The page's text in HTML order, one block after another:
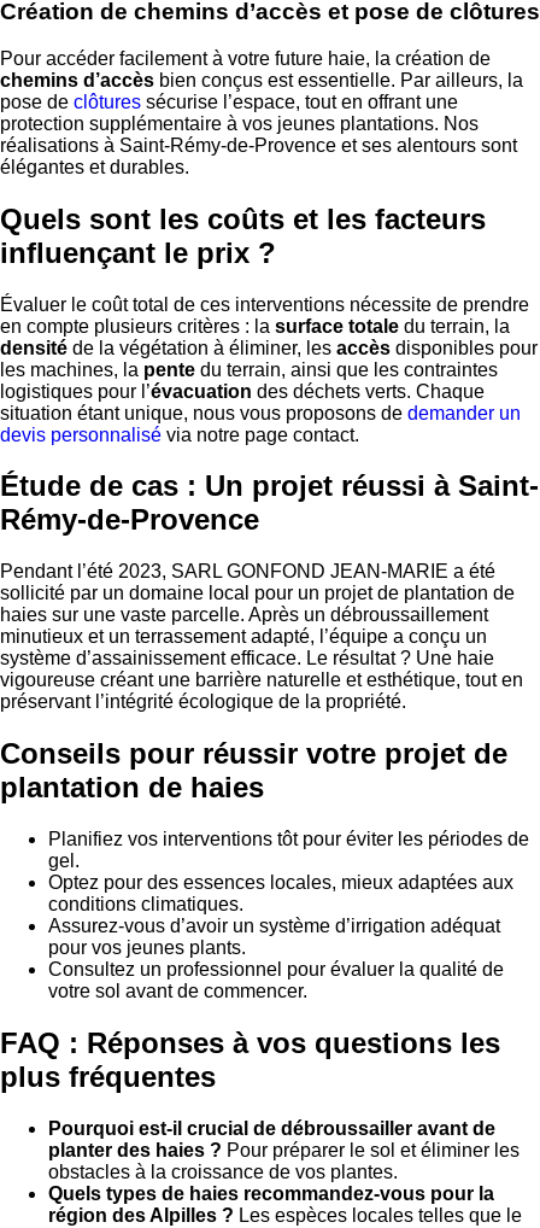
Création de chemins d’accès et pose de clôtures
Pour accéder facilement à votre future haie, la création de
chemins d’accès bien conçus est essentielle. Par ailleurs, la
pose de clôtures sécurise l’espace, tout en offrant une
protection supplémentaire à vos jeunes plantations. Nos
réalisations à Saint-Rémy-de-Provence et ses alentours sont
élégantes et durables.
Quels sont les coûts et les facteurs
influençant le prix ?
Évaluer le coût total de ces interventions nécessite de prendre
en compte plusieurs critères : la surface totale du terrain, la
densité de la végétation à éliminer, les accès disponibles pour
les machines, la pente du terrain, ainsi que les contraintes
logistiques pour l’évacuation des déchets verts. Chaque
situation étant unique, nous vous proposons de demander un
devis personnalisé via notre page contact.
Étude de cas : Un projet réussi à Saint-
Rémy-de-Provence
Pendant l’été 2023, SARL GONFOND JEAN-MARIE a été
sollicité par un domaine local pour un projet de plantation de
haies sur une vaste parcelle. Après un débroussaillement
minutieux et un terrassement adapté, l’équipe a conçu un
système d’assainissement efficace. Le résultat ? Une haie
vigoureuse créant une barrière naturelle et esthétique, tout en
préservant l’intégrité écologique de la propriété.
Conseils pour réussir votre projet de
plantation de haies
Planifiez vos interventions tôt pour éviter les périodes de
gel.
Optez pour des essences locales, mieux adaptées aux
conditions climatiques.
Assurez-vous d’avoir un système d’irrigation adéquat
pour vos jeunes plants.
Consultez un professionnel pour évaluer la qualité de
votre sol avant de commencer.
FAQ : Réponses à vos questions les
plus fréquentes
Pourquoi est-il crucial de débroussailler avant de
planter des haies ? Pour préparer le sol et éliminer les
obstacles à la croissance de vos plantes.
Quels types de haies recommandez-vous pour la
région des Alpilles ? Les espèces locales telles que le